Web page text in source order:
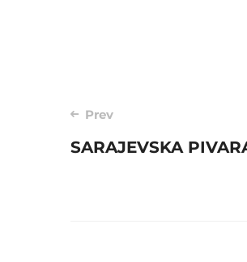
Post
navigation
Prev
SARAJEVSKA